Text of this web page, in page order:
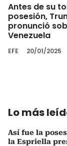
Antes de su
posesión,
pronunció
Venezuela
EFE 20/01/2025
Lo más
Así fue la
la Espriella